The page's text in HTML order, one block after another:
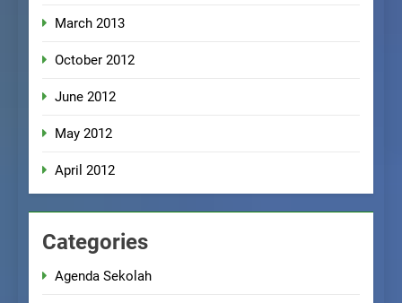
March 2013
October 2012
June 2012
May 2012
April 2012
Categories
Agenda Sekolah